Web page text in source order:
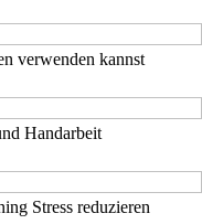
verwenden kannst
Handarbeit
Stress reduzieren